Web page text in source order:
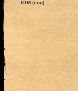
IOM (eng)